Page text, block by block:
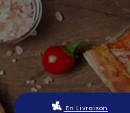
LA CARTE
VOTRE COMPTE
NOTRE RESTAURANT
VOS AVIS
En Livraison